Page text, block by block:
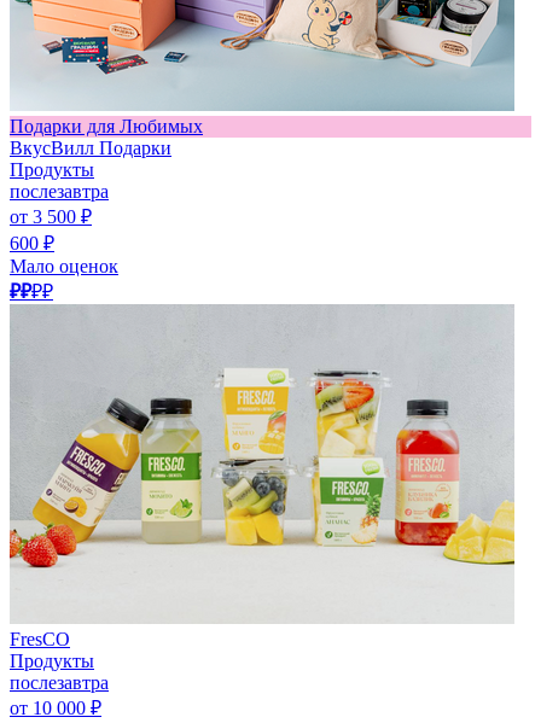
Подарки для Любимых
ВкусВилл Подарки
Продукты
послезавтра
от 3 500 ₽
600 ₽
Мало оценок
₽₽₽₽
FresCO
Продукты
послезавтра
от 10 000 ₽